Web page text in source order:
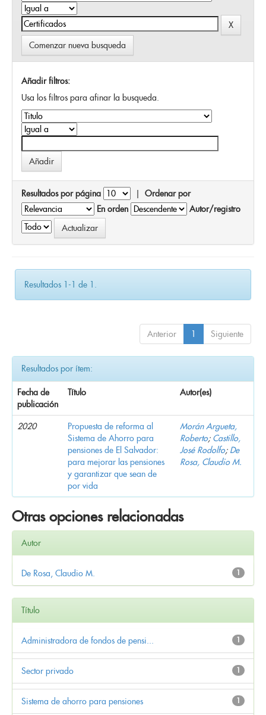
Comenzar nueva busqueda
Añadir filtros:
Usa los filtros para afinar la busqueda.
Resultados por página | Ordenar por
En orden
Autor/registro
Resultados 1-1 de 1.
Anterior 1 Siguiente
Resultados por ítem:
Fecha de
publicación
Título Autor(es)
2020
Propuesta de reforma al
Sistema de Ahorro para
pensiones de El Salvador:
para mejorar las pensiones
y garantizar que sean de
por vida
Morán Argueta,
Roberto; Castillo,
José Rodolfo; De
Rosa, Claudio M.
Otras opciones relacionadas
Autor
1
De Rosa, Claudio M.
Título
1
Administradora de fondos de pensi...
1
Sector privado
1
Sistema de ahorro para pensiones